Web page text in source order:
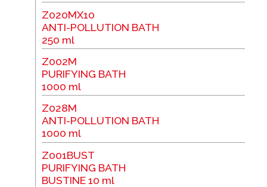
Z020MX10
ANTI-POLLUTION BATH
250 ml
Z002M
PURIFYING BATH
1000 ml
Z028M
ANTI-POLLUTION BATH
1000 ml
Z001BUST
PURIFYING BATH
BUSTINE 10 ml